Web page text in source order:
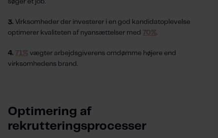
søger et job.
3. Virksomheder der investerer i en god kandidatoplevelse
optimerer kvaliteten af nyansættelser med 70%.
4. 71% vægter arbejdsgiverens omdømme højere end
virksomhedens brand.
Optimering af
rekrutteringsprocesser